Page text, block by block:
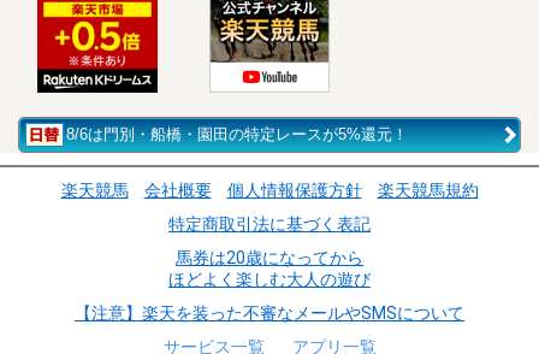
8/6は門別・船橋・園田の特定レースが5%還元！
楽天競馬 会社概要 個人情報保護方針
楽天競馬規約
特定商取引法に基づく表記
馬券は20歳になってから
ほどよく楽しむ大人の遊び
【注意】楽天を装った不審なメールやSMSについて
サービス一覧
アプリ一覧